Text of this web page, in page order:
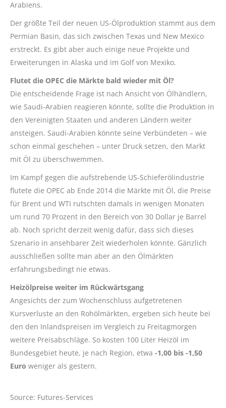
Arabiens.
Der größte Teil der neuen US-Ölproduktion stammt aus dem
Permian Basin, das sich zwischen Texas und New Mexico
erstreckt. Es gibt aber auch einige neue Projekte und
Erweiterungen in Alaska und im Golf von Mexiko.
Flutet die OPEC die Märkte bald wieder mit Öl?
Die entscheidende Frage ist nach Ansicht von Ölhändlern,
wie Saudi-Arabien reagieren könnte, sollte die Produktion in
den Vereinigten Staaten und anderen Ländern weiter
ansteigen. Saudi-Arabien könnte seine Verbündeten – wie
schon einmal geschehen – unter Druck setzen, den Markt
mit Öl zu überschwemmen.
Im Kampf gegen die aufstrebende US-Schieferölindustrie
flutete die OPEC ab Ende 2014 die Märkte mit Öl, die Preise
für Brent und WTI rutschten damals in wenigen Monaten
um rund 70 Prozent in den Bereich von 30 Dollar je Barrel
ab. Noch spricht derzeit wenig dafür, dass sich dieses
Szenario in ansehbarer Zeit wiederholen könnte. Gänzlich
ausschließen sollte man aber an den Ölmärkten
erfahrungsbedingt nie etwas.
Heizölpreise weiter im Rückwärtsgang
Angesichts der zum Wochenschluss aufgetretenen
Kursverluste an den Rohölmärkten, ergeben sich heute bei
den den Inlandspreisen im Vergleich zu Freitagmorgen
weitere Preisabschläge. So kosten 100 Liter Heizöl im
Bundesgebiet heute, je nach Region, etwa -1,00 bis -1,50
Euro weniger als gestern.
Source: Futures-Services